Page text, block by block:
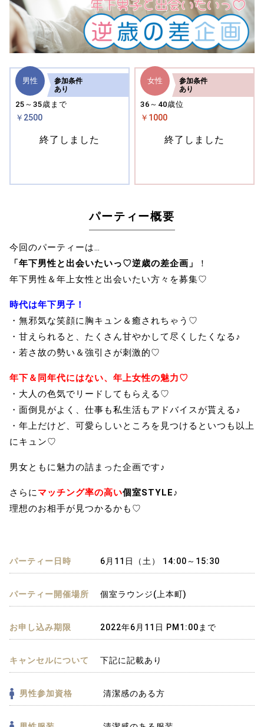
男性
25～35歳まで
￥2500
参加条件
あり
終了しました
女性
36～40歳位
￥1000
参加条件
あり
終了しました
パーティー概要
今回のパーティーは…
「年下男性と出会いたいっ♡逆歳の差企画」
！
年下男性＆年上女性と出会いたい方々を募集♡
時代は年下男子！
・無邪気な笑顔に胸キュン＆癒されちゃう♡
・甘えられると、たくさん甘やかして尽くしたくなる♪
・若さ故の勢い＆強引さが刺激的♡
年下＆同年代にはない、年上女性の魅力♡
・大人の色気でリードしてもらえる♡
・面倒見がよく、仕事も私生活もアドバイスが貰える♪
・年上だけど、可愛らしいところを見つけるといつも以上
にキュン♡
男女ともに魅力の詰まった企画です♪
さらにマッチング率の高い個室STYLE♪
理想のお相手が見つかるかも♡
パーティー日時 6月11日（土） 14:00～15:30
パーティー開催場所 個室ラウンジ(上本町)
お申し込み期限 2022年6月11日 PM1:00まで
キャンセルについて 下記に記載あり
男性参加資格 清潔感のある方